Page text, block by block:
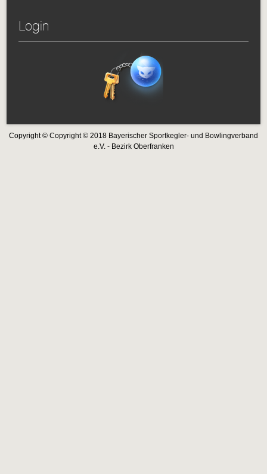
Login
Copyright © Copyright © 2018 Bayerischer Sportkegler- und Bowlingverband
e.V. - Bezirk Oberfranken